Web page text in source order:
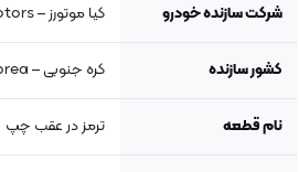
شرکت سازنده خودرو کیا موتورز – Kia Motors
کشور سازنده کره جنوبی – South Korea
نام قطعه ترمز در عقب چپ